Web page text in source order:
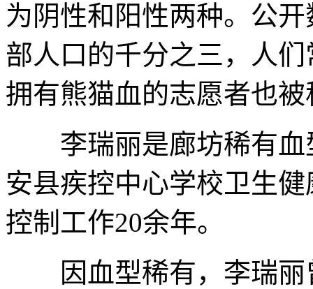
为阴性和阳性两种。公
部人口的千分之三，人
拥有熊猫血的志愿者也被
李瑞丽是廊坊稀有血
安县疾控中心学校卫生
控制工作20余年。
因血型稀有，李瑞丽